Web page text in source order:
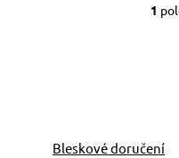
1
Bleskové doručení